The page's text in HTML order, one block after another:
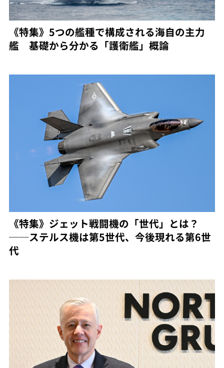
《特集》5つの艦種で構成される海自の主力
艦 基礎から分かる「護衛艦」概論
《特集》ジェット戦闘機の「世代」とは？
──ステルス機は第5世代、今後現れる第6世
代